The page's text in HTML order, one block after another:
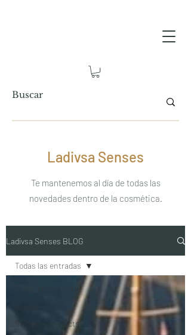
Ladivsa Senses
Te mantenemos al día de todas las
novedades dentro de la cosmética.
Ladivsa Senses BLOG
Todas las entradas
Skincare products
Todas las entradas